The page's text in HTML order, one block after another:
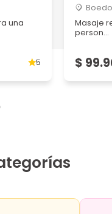
una
5
Masaje
person...
$